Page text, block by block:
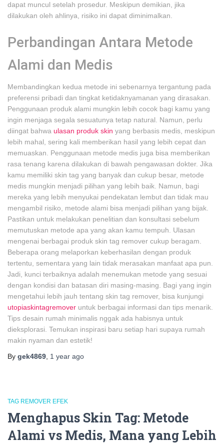
dapat muncul setelah prosedur. Meskipun demikian, jika
dilakukan oleh ahlinya, risiko ini dapat diminimalkan.
Perbandingan Antara Metode
Alami dan Medis
Membandingkan kedua metode ini sebenarnya tergantung pada
preferensi pribadi dan tingkat ketidaknyamanan yang dirasakan.
Penggunaan produk alami mungkin lebih cocok bagi kamu yang
ingin menjaga segala sesuatunya tetap natural. Namun, perlu
diingat bahwa ulasan produk skin yang berbasis medis, meskipun
lebih mahal, sering kali memberikan hasil yang lebih cepat dan
memuaskan. Penggunaan metode medis juga bisa memberikan
rasa tenang karena dilakukan di bawah pengawasan dokter. Jika
kamu memiliki skin tag yang banyak dan cukup besar, metode
medis mungkin menjadi pilihan yang lebih baik. Namun, bagi
mereka yang lebih menyukai pendekatan lembut dan tidak mau
mengambil risiko, metode alami bisa menjadi pilihan yang bijak.
Pastikan untuk melakukan penelitian dan konsultasi sebelum
memutuskan metode apa yang akan kamu tempuh. Ulasan
mengenai berbagai produk skin tag remover cukup beragam.
Beberapa orang melaporkan keberhasilan dengan produk
tertentu, sementara yang lain tidak merasakan manfaat apa pun.
Jadi, kunci terbaiknya adalah menemukan metode yang sesuai
dengan kondisi dan batasan diri masing-masing. Bagi yang ingin
mengetahui lebih jauh tentang skin tag remover, bisa kunjungi
utopiaskintagremover untuk berbagai informasi dan tips menarik.
Tips desain rumah minimalis nggak ada habisnya untuk
dieksplorasi. Temukan inspirasi baru setiap hari supaya rumah
makin nyaman dan estetik!
By gek4869 1 year ago
TAG REMOVER EFEK
Menghapus Skin Tag: Metode
Alami vs Medis, Mana yang Lebih